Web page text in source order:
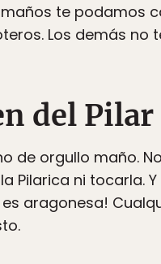
te podamos
Los demás
del Pilar
de orgullo maño.
Pilarica ni tocarla.
es aragonesa!